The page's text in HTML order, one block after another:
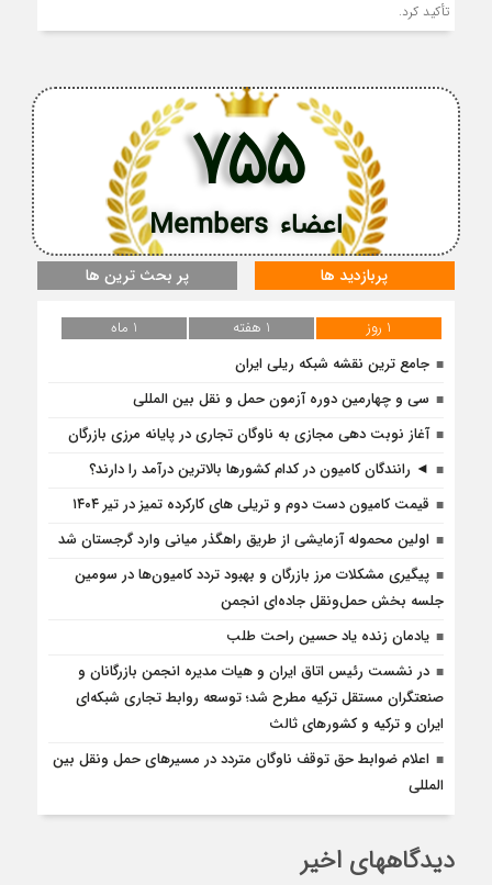
تأکید کرد.
اعضاء Members
755
پربازدید ها پر بحث ترین ها
1 روز 1 هفته
1 ماه
جامع ترین نقشه شبکه ریلی ایران
سی و چهارمین دوره آزمون حمل و نقل بین المللی
آغاز نوبت دهی مجازی به ناوگان تجاری در پایانه مرزی بازرگان
◄ رانندگان کامیون در کدام کشورها بالاترین درآمد را دارند؟
قیمت کامیون دست دوم و تریلی‌ های کارکرده تمیز در تیر ۱۴۰۴
اولین محموله آزمایشی از طریق راهگذر میانی وارد گرجستان شد
پیگیری مشکلات مرز بازرگان و بهبود تردد کامیون‌ها در سومین
جلسه بخش حمل‌ونقل جاده‌ای انجمن
یادمان زنده یاد حسین راحت طلب
در نشست رئیس اتاق ایران و هیات مدیره انجمن بازرگانان و
صنعتگران مستقل ترکیه مطرح شد؛ توسعه روابط تجاری شبکه‌ای
ایران و ترکیه و کشورهای ثالث
اعلام ضوابط حق توقف ناوگان متردد در مسيرهاى حمل ونقل بين
المللى
دیدگاههای اخیر